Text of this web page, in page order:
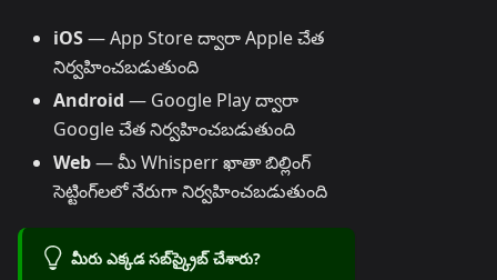
iOS— App Store ద్వారా Apple చేత
నిర్వహించబడుతుంది
Android — Google Play ద్వారా
Google చేత నిర్వహించబడుతుంది
Web— మీ Whisperr ఖాతా బిల్లింగ్
సెట్టింగ్‌లలో నేరుగా నిర్వహించబడుతుంది
మీరు ఎక్కడ సబ్‌స్క్రైబ్ చేశారు?